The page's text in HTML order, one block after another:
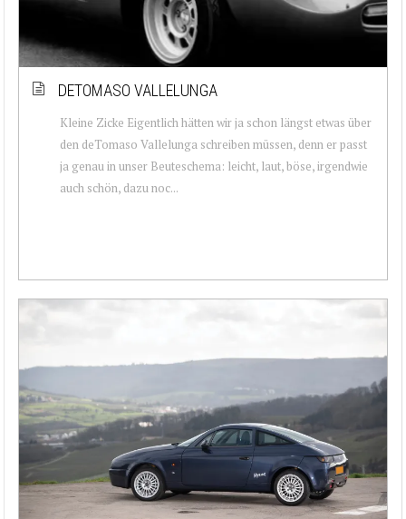
DETOMASO VALLELUNGA
Kleine Zicke Eigentlich hätten wir ja schon längst etwas über
den deTomaso Vallelunga schreiben müssen, denn er passt
ja genau in unser Beuteschema: leicht, laut, böse, irgendwie
auch schön, dazu noc...